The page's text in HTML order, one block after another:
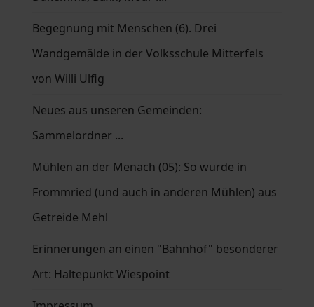
Begegnung mit Menschen (6). Drei
Wandgemälde in der Volksschule Mitterfels
von Willi Ulfig
Neues aus unseren Gemeinden:
Sammelordner ...
Mühlen an der Menach (05): So wurde in
Frommried (und auch in anderen Mühlen) aus
Getreide Mehl
Erinnerungen an einen "Bahnhof" besonderer
Art: Haltepunkt Wiespoint